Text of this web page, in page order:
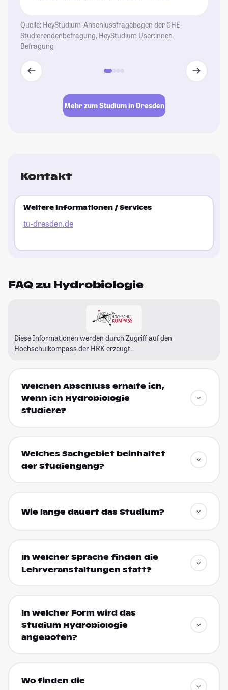
Quelle: HeyStudium-Anschlussfragebogen der CHE-
Studierendenbefragung, HeyStudium User:innen-
Befragung
Mehr zum Studium in Dresden
Kontakt
Weitere Informationen / Services
tu-dresden.de
FAQ zu Hydrobiologie
Diese Informationen werden durch Zugriff auf den
Hochschulkompass der HRK erzeugt.
Welchen Abschluss erhalte ich,
wenn ich Hydrobiologie
studiere?
Welches Sachgebiet beinhaltet
der Studiengang?
Wie lange dauert das Studium?
In welcher Sprache finden die
Lehrveranstaltungen statt?
In welcher Form wird das
Studium Hydrobiologie
angeboten?
Wo finden die